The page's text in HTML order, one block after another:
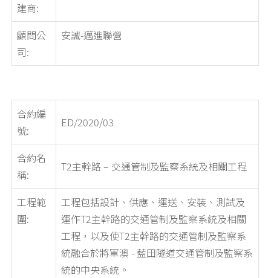
建商:
顧問公
司:
安誠-邁進聯營
合約編
號:
ED/2020/03
合約名
稱:
T2主幹路 – 交通管制及監察系統及相關工程
工程範
圍:
工程包括設計、供應、運送、安裝、測試及
運作T2主幹路的交通管制及監察系統及相關
工程，以及使T2主幹路的交通管制及監察系
統融合於將軍澳 - 藍田隧道交通管制及監察系
統的中央系統。